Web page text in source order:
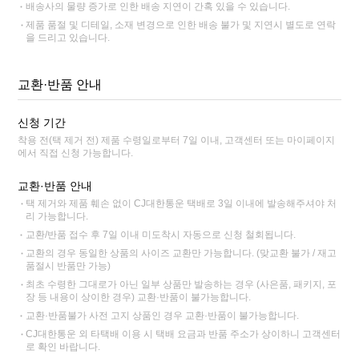
배송사의 물량 증가로 인한 배송 지연이 간혹 있을 수 있습니다.
제품 품절 및 디테일, 소재 변경으로 인한 배송 불가 및 지연시 별도로 연락
을 드리고 있습니다.
교환·반품 안내
신청 기간
착용 전(택 제거 전) 제품 수령일로부터 7일 이내, 고객센터 또는 마이페이지
에서 직접 신청 가능합니다.
교환·반품 안내
택 제거와 제품 훼손 없이 CJ대한통운 택배로 3일 이내에 발송해주셔야 처
리 가능합니다.
교환/반품 접수 후 7일 이내 미도착시 자동으로 신청 철회됩니다.
교환의 경우 동일한 상품의 사이즈 교환만 가능합니다. (맞교환 불가 / 재고
품절시 반품만 가능)
최초 수령한 그대로가 아닌 일부 상품만 발송하는 경우 (사은품, 패키지, 포
장 등 내용이 상이한 경우) 교환·반품이 불가능합니다.
교환·반품불가 사전 고지 상품인 경우 교환·반품이 불가능합니다.
CJ대한통운 외 타택배 이용 시 택배 요금과 반품 주소가 상이하니 고객센터
로 확인 바랍니다.